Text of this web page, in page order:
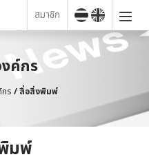
สมาชิก
ค์กร
กร สื่อสิ่งพิมพ์
มพ์